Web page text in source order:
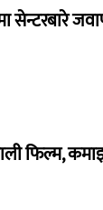
सेन्टरबारे
फिल्म,